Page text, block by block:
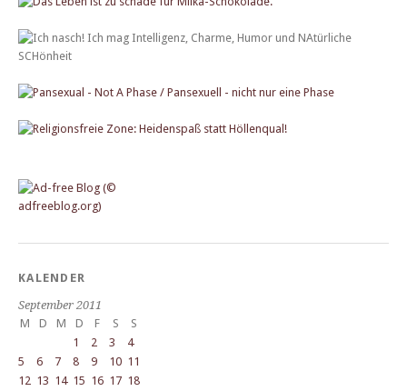
KALENDER
September 2011
M
D M D F S
S
1
2 3
4
5
6 7 8 9 10 11
12 13 14 15 16 17 18